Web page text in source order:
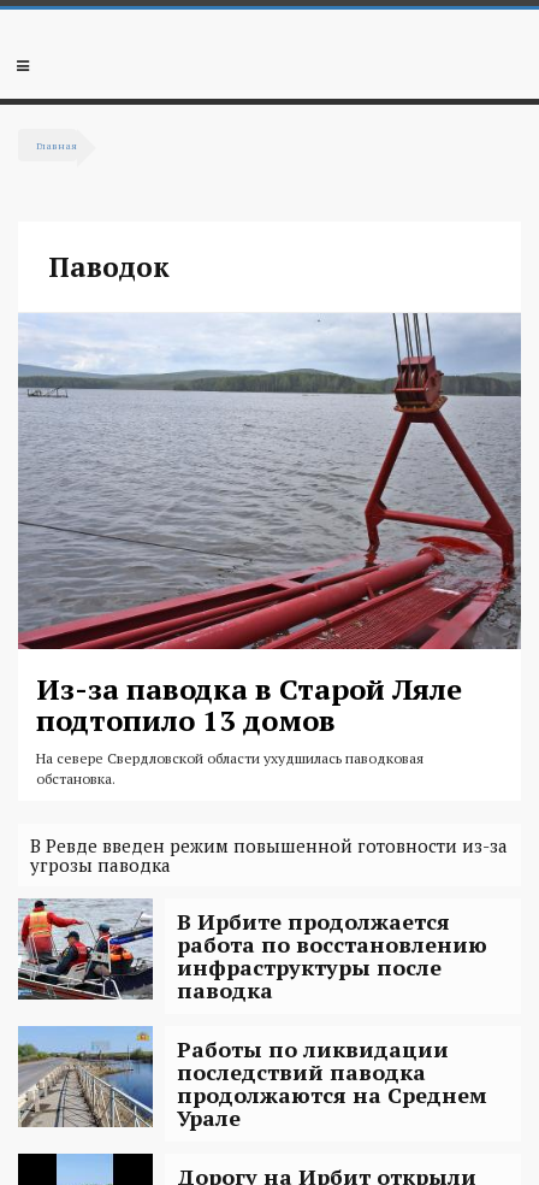
Перейти к основному содержанию
Мобильное
Главная
Паводок
Из-за паводка в Старой Ляле
подтопило 13 домов
На севере Свердловской области ухудшилась паводковая
обстановка.
В Ревде введен режим повышенной готовности из-за
угрозы паводка
В Ирбите продолжается
работа по восстановлению
инфраструктуры после
паводка
Работы по ликвидации
последствий паводка
продолжаются на Среднем
Урале
Дорогу на Ирбит открыли